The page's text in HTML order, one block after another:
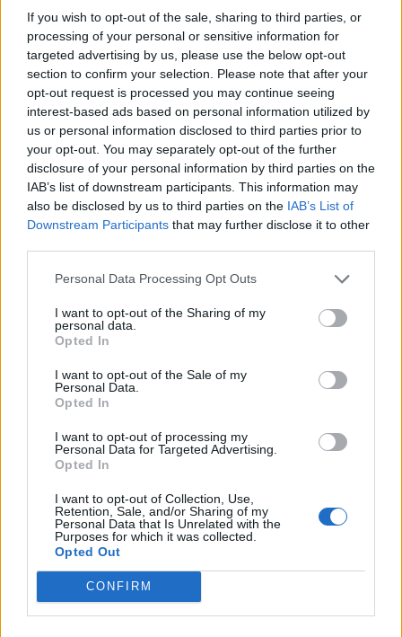
If you wish to opt-out of the sale, sharing to third parties, or
processing of your personal or sensitive information for
targeted advertising by us, please use the below opt-out
section to confirm your selection. Please note that after your
opt-out request is processed you may continue seeing
interest-based ads based on personal information utilized by
us or personal information disclosed to third parties prior to
your opt-out. You may separately opt-out of the further
disclosure of your personal information by third parties on the
IAB’s list of downstream participants. This information may
also be disclosed by us to third parties on the IAB’s List of
Downstream Participants that may further disclose it to other
Personal Data Processing Opt Outs
I want to opt-out of the Sharing of my
personal data.
Opted In
I want to opt-out of the Sale of my
Personal Data.
Opted In
I want to opt-out of processing my
Personal Data for Targeted Advertising.
Opted In
I want to opt-out of Collection, Use,
Retention, Sale, and/or Sharing of my
Personal Data that Is Unrelated with the
Purposes for which it was collected.
Opted Out
CONFIRM
Η συμφωνία Arval-Athlon αναδιαμορφώνει την αγορά leasing
VW: Η δύσκολη εξίσωση της
18η συνεχόμενη χρονιά για τον
ΟΤΕ στη διεθνή σειρά δεικτών
Alpha Bank: Για πρώτη φορά το Αρχαίο Θέατρο Επιδαύρου άνοιξε τις
πύλες του σε όλους
βιωσιμότητα σε καθημερινή πράξη
Πυρκαγιά στην Πάρνηθα:
Ενισχύονται οι
πυροσβεστικές δυνάμεις -
διαφορετικές εστίες -